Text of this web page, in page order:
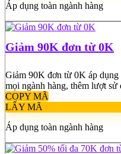
Áp dụng toàn ngành hàng
Giảm 90K đơn từ 0K
Giảm 90K đơn từ 0K áp dụng
mọi ngành hàng, thêm lượt sử
COPY MÃ
LẤY MÃ
Áp dụng toàn ngành hàng